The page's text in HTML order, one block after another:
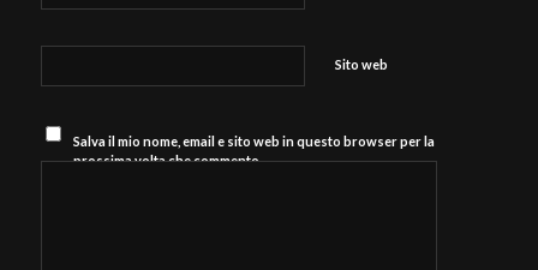
Sito web
Salva il mio nome, email e sito web in questo browser per la
prossima volta che commento.